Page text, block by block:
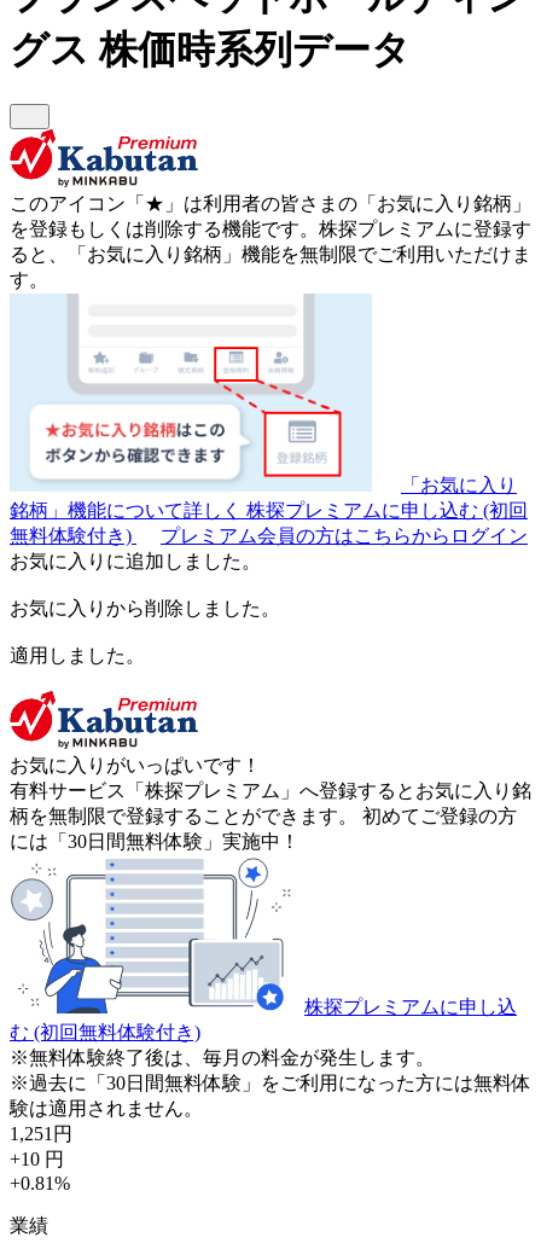
グス株価時系列データ
このアイコン 「★」 は利用者の皆さまの 「お気に入り銘柄」
を登録もしくは削除する機能です。 株探プレミアムに登録す
ると、「お気に入り銘柄」機能を無制限でご利用いただけま
す。
「お気に入り
銘柄」機能について詳しく 株探プレミアムに申し込む (初回
無料体験付き)
プレミアム会員の方はこちらからログイン
お気に入りに追加しました。
お気に入りから削除しました。
適用しました。
お気に入りがいっぱいです！
有料サービス「株探プレミアム」へ登録するとお気に入り銘
柄を無制限で登録することができます。 初めてご登録の方
には「30日間無料体験」実施中！
株探プレミアムに申し込
む (初回無料体験付き)
※無料体験終了後は、毎月の料金が発生します。
※過去に「30日間無料体験」をご利用になった方には無料体
験は適用されません。
1,251 円
+10 円
+0.81%
業績